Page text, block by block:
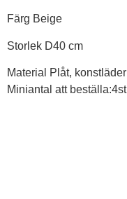
Färg Beige
Storlek D40 cm
Material Plåt, konstläder
Miniantal att beställa:4st